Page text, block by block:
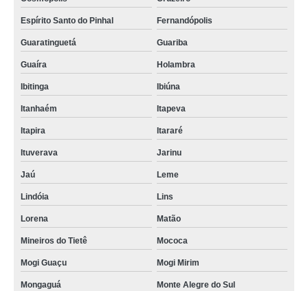
Espírito Santo do Pinhal Fernandópolis
Guaratinguetá Guariba
Guaíra Holambra
Ibitinga Ibiúna
Itanhaém Itapeva
Itapira Itararé
Ituverava Jarinu
Jaú Leme
Lindóia Lins
Lorena Matão
Mineiros do Tietê Mococa
Mogi Guaçu Mogi Mirim
Mongaguá Monte Alegre do Sul